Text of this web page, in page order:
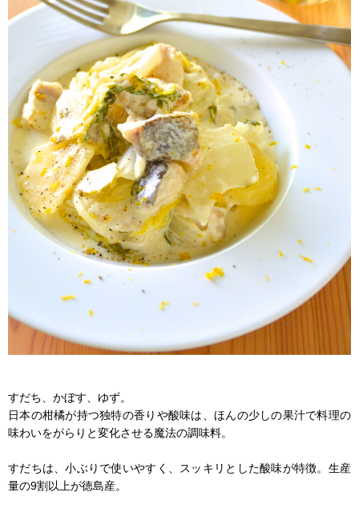
すだち、かぼす、ゆず。
日本の柑橘が持つ独特の香りや酸味は、ほんの少しの果汁で料理の
味わいをがらりと変化させる魔法の調味料。
すだちは、小ぶりで使いやすく、スッキリとした酸味が特徴。生産
量の9割以上が徳島産。